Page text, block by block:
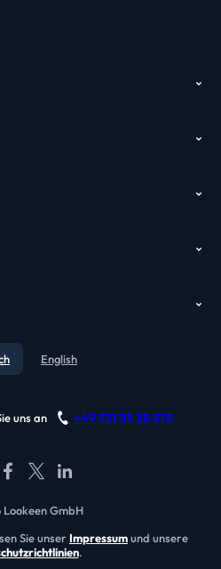
English
uns an +49 721 35 28 375
GmbH
Sie unser Impressumund unsere
.